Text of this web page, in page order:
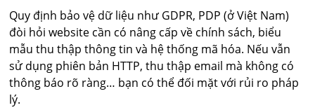
Quy định bảo vệ dữ liệu như GDPR, PDP (ở Việt Nam)
đòi hỏi website cần có nâng cấp về chính sách, biểu
mẫu thu thập thông tin và hệ thống mã hóa. Nếu vẫn
sử dụng phiên bản HTTP, thu thập email mà không có
thông báo rõ ràng… bạn có thể đối mặt với rủi ro pháp
lý.